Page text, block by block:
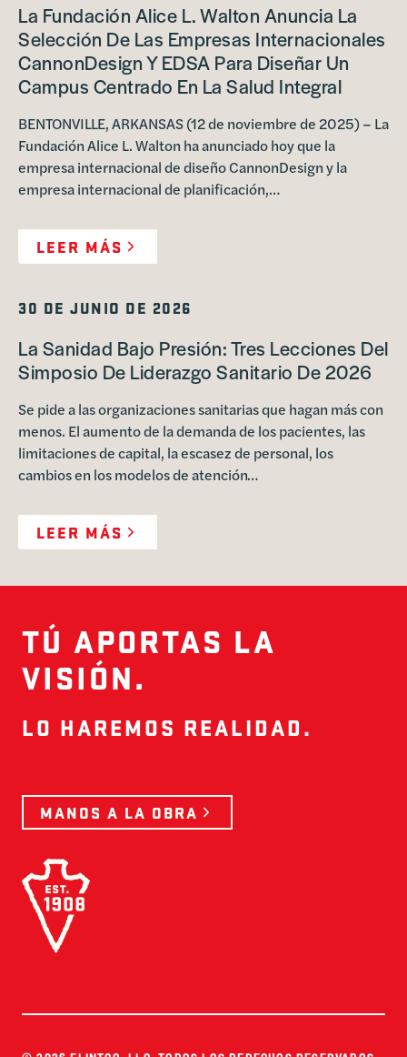
La Fundación Alice L. Walton Anuncia La
Selección De Las Empresas Internacionales
CannonDesign Y EDSA Para Diseñar Un
Campus Centrado En La Salud Integral
BENTONVILLE, ARKANSAS (12 de noviembre de 2025) – La
Fundación Alice L. Walton ha anunciado hoy que la
empresa internacional de diseño CannonDesign y la
empresa internacional de planificación,…
LEER MÁS
30 DE JUNIO DE 2026
La Sanidad Bajo Presión: Tres Lecciones Del
Simposio De Liderazgo Sanitario De 2026
Se pide a las organizaciones sanitarias que hagan más con
menos. El aumento de la demanda de los pacientes, las
limitaciones de capital, la escasez de personal, los
cambios en los modelos de atención…
LEER MÁS
TÚ APORTAS LA
VISIÓN.
LO HAREMOS REALIDAD.
MANOS A LA OBRA